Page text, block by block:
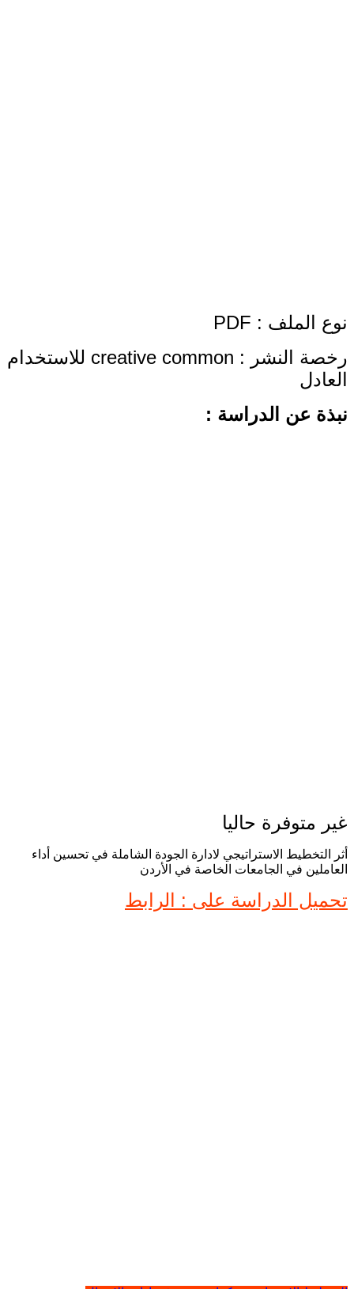
نوع الملف : PDF
رخصة النشر : creative common للاستخدام
العادل
نبذة عن الدراسة :
غير متوفرة حاليا
أثر التخطيط الاستراتيجي لادارة الجودة الشاملة في تحسين أداء
العاملين في الجامعات الخاصة في الأردن
تحميل الدراسة على : الرابط